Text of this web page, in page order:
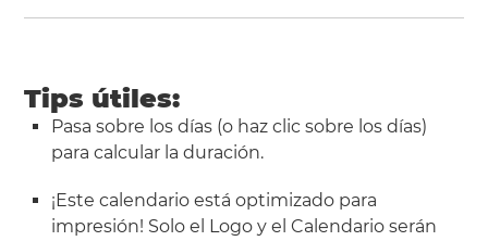
Tips útiles:
Pasa sobre los días (o haz clic sobre los días)
para calcular la duración.
¡Este calendario está optimizado para
impresión! Solo el Logo y el Calendario serán